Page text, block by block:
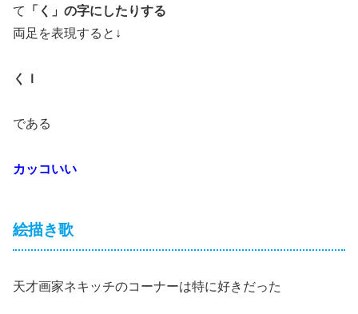
て
「く」の字にしたりする
両足を表現すると↓
くＩ
である
カッコいい
絵描き歌
天才画家ネキッチのコーナーは特に好きだった